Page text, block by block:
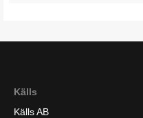
Källs
Källs AB